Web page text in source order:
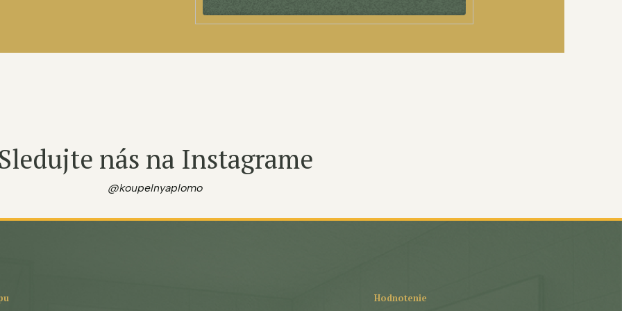
Sledujte nás na Instagrame
@koupelnyaplomo
Hodnotenie